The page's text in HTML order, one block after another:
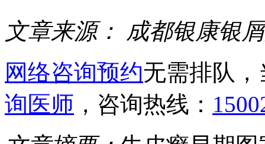
文章来源：
成都银康银
网络咨询预约无需排队
询医师 ，咨询热线：